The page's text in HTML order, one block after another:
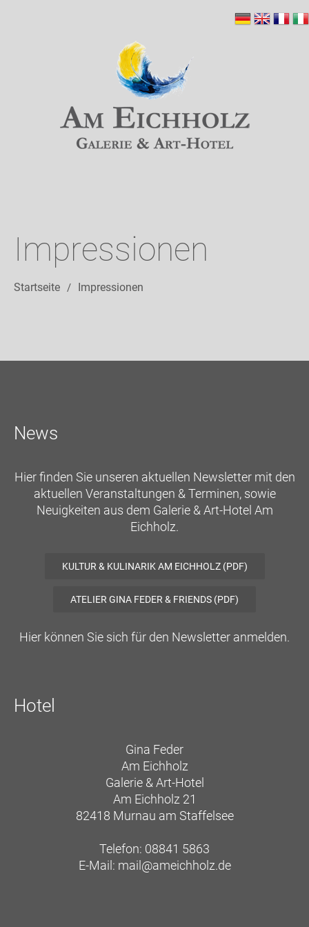
Impressionen
Startseite Impressionen
News
Hier finden Sie unseren aktuellen Newsletter mit den
aktuellen Veranstaltungen & Terminen, sowie
Neuigkeiten aus dem Galerie & Art-Hotel Am
Eichholz.
KULTUR & KULINARIK AM EICHHOLZ (PDF)
ATELIER GINA FEDER & FRIENDS (PDF)
Hier können Sie sich für den Newsletter anmelden.
Hotel
Gina Feder
Am Eichholz
Galerie & Art-Hotel
Am Eichholz 21
82418 Murnau am Staffelsee
Telefon: 08841 5863
E-Mail: mail@ameichholz.de